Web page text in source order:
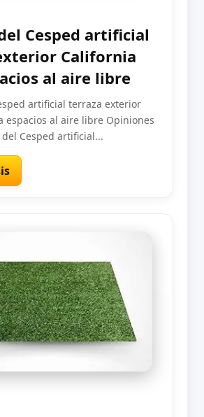
Cesped artificial
California
al aire libre
artificial terraza exterior
espacios al aire libre Opiniones
Cesped artificial...